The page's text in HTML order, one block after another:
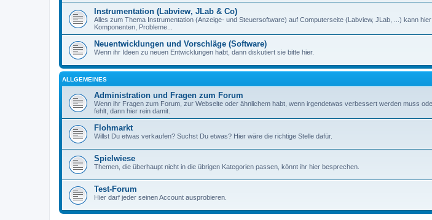
Instrumentation (Labview, JLab & Co)
Alles zum Thema Instrumentation (Anzeige- und Steuersoftware) auf Computerseite (Labview, JLab, ...) kann hier
Komponenten, Probleme...
Neuentwicklungen und Vorschläge (Software)
Wenn ihr Ideen zu neuen Entwicklungen habt, dann diskutiert sie bitte hier.
ALLGEMEINES
Administration und Fragen zum Forum
Wenn ihr Fragen zum Forum, zur Webseite oder ähnlichem habt, wenn irgendetwas verbessert werden muss
fehlt, dann hier rein damit.
Flohmarkt
Willst Du etwas verkaufen? Suchst Du etwas? Hier wäre die richtige Stelle dafür.
Spielwiese
Themen, die überhaupt nicht in die übrigen Kategorien passen, könnt ihr hier besprechen.
Test-Forum
Hier darf jeder seinen Account ausprobieren.